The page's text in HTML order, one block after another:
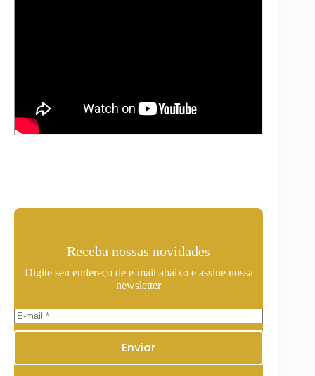
Receba nossas novidades
Digite seu endereço de e-mail abaixo e assine nossa
newsletter
Enviar